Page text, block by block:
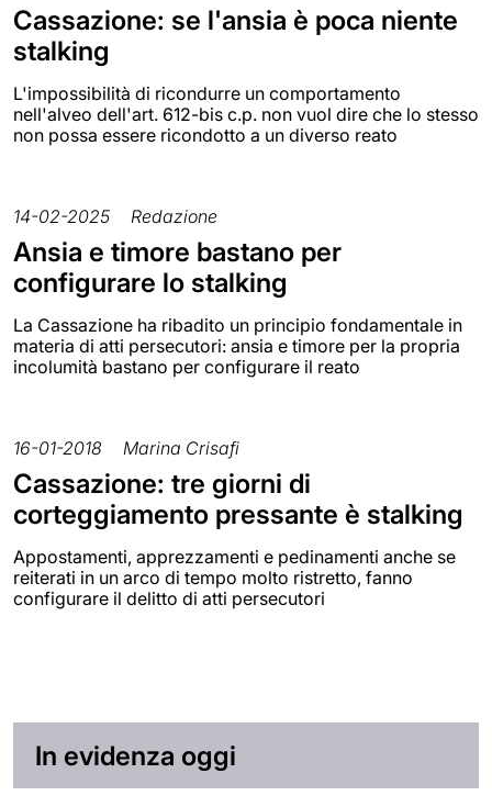
Cassazione: se l'ansia è poca niente
stalking
L'impossibilità di ricondurre un comportamento
nell'alveo dell'art. 612-bis c.p. non vuol dire che lo stesso
non possa essere ricondotto a un diverso reato
14-02-2025 Redazione
Ansia e timore bastano per
configurare lo stalking
La Cassazione ha ribadito un principio fondamentale in
materia di atti persecutori: ansia e timore per la propria
incolumità bastano per configurare il reato
16-01-2018 Marina Crisafi
Cassazione: tre giorni di
corteggiamento pressante è stalking
Appostamenti, apprezzamenti e pedinamenti anche se
reiterati in un arco di tempo molto ristretto, fanno
configurare il delitto di atti persecutori
In evidenza oggi